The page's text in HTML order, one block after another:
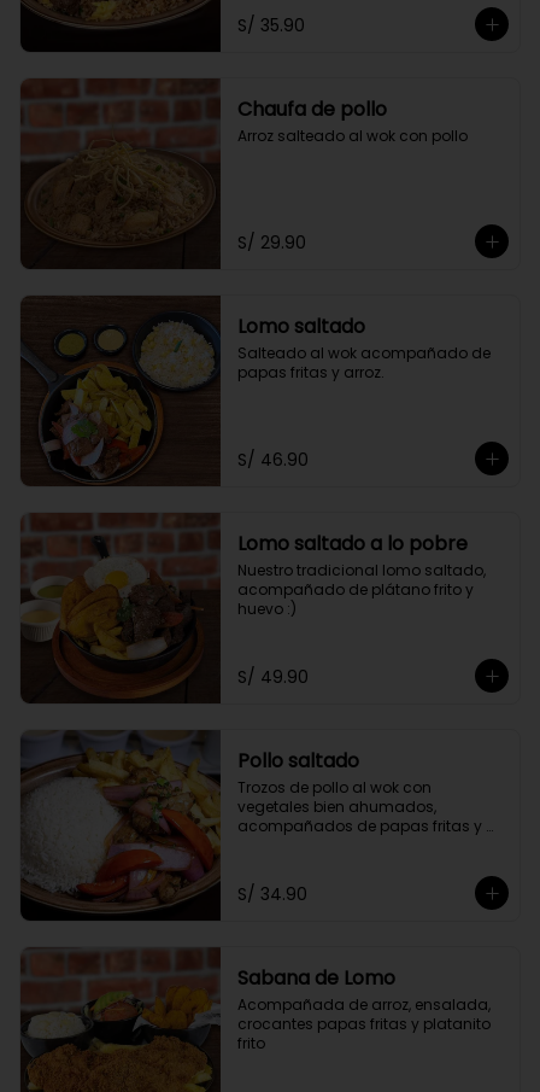
S/ 35.90
Chaufa de pollo
Arroz salteado al wok con pollo
S/ 29.90
Lomo saltado
Salteado al wok acompañado de
papas fritas y arroz.
S/ 46.90
Lomo saltado a lo pobre
Nuestro tradicional lomo saltado,
acompañado de plátano frito y
huevo :)
S/ 49.90
Pollo saltado
Trozos de pollo al wok con
vegetales bien ahumados,
acompañados de papas fritas y
S/ 34.90
Sabana de Lomo
Acompañada de arroz, ensalada,
crocantes papas fritas y platanito
frito